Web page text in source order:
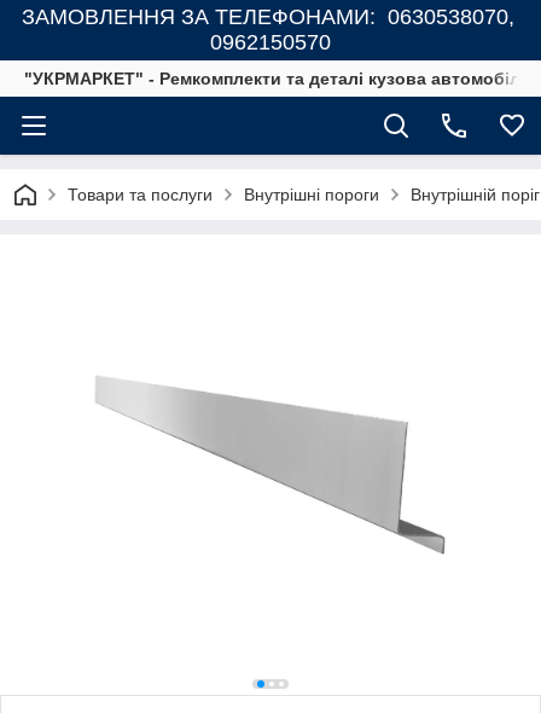
ЗАМОВЛЕННЯ ЗА ТЕЛЕФОНАМИ: 0630538070,
0962150570
"УКРМАРКЕТ" - Ремкомплекти та деталі кузова автомобілів
Товари та послуги Внутрішні пороги Внутрішній